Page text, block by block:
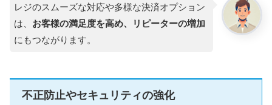
レジのスムーズな対応や多様な決済オプション
は、 お客様の満足度を高め、リピーターの増加
にもつながります。
不正防止やセキュリティの強化